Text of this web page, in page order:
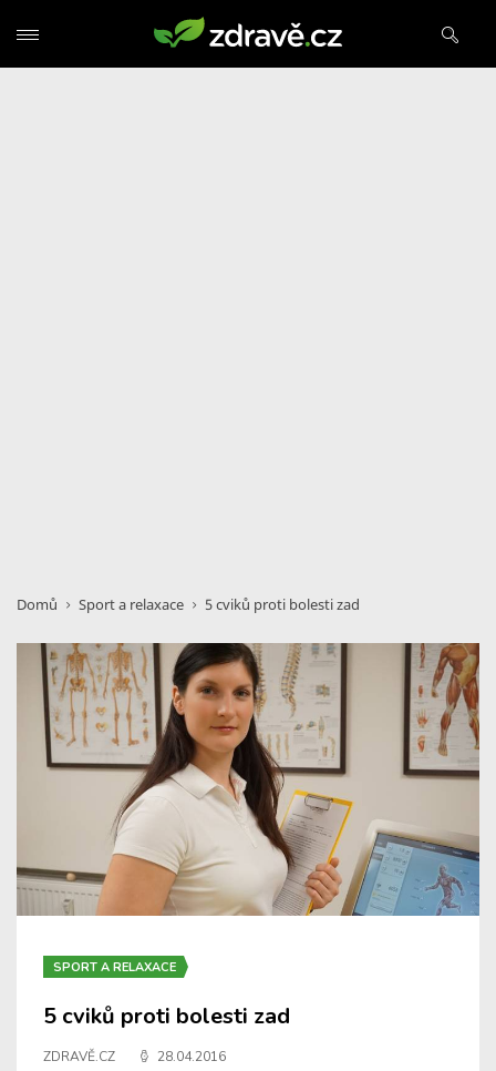
Domů Sport a relaxace 5 cviků proti bolesti zad
SPORT A RELAXACE
5 cviků proti bolesti zad
ZDRAVĚ.CZ 28.04.2016